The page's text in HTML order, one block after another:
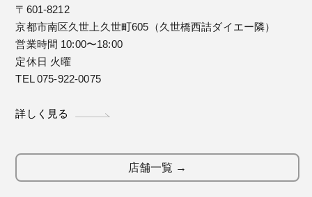
〒601-8212
京都市南区久世上久世町605（久世橋西詰ダイエー隣）
営業時間 10:00〜18:00
定休日 火曜
TEL 075-922-0075
詳しく見る
店舗一覧 →